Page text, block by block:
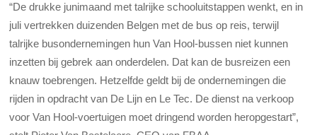
“De drukke junimaand met talrijke schooluitstappen wenkt, en in
juli vertrekken duizenden Belgen met de bus op reis, terwijl
talrijke busondernemingen hun Van Hool-bussen niet kunnen
inzetten bij gebrek aan onderdelen. Dat kan de busreizen een
knauw toebrengen. Hetzelfde geldt bij de ondernemingen die
rijden in opdracht van De Lijn en Le Tec. De dienst na verkoop
voor Van Hool-voertuigen moet dringend worden heropgestart”,